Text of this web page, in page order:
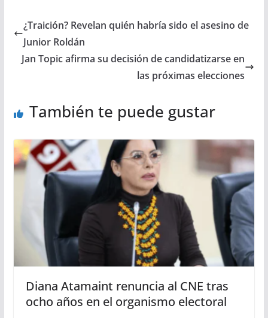
¿Traición? Revelan quién habría sido el asesino de
Junior Roldán
Jan Topic afirma su decisión de candidatizarse en
las próximas elecciones
También te puede gustar
Diana Atamaint renuncia al CNE tras
ocho años en el organismo electoral